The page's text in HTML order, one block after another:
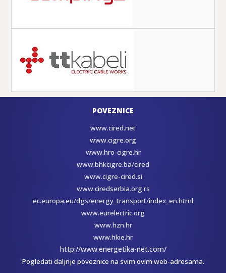
POVEZNICE
www.cired.net
www.cigre.org
www.hro-cigre.hr
www.bhkcigre.ba/cired
www.cigre-cired.si
www.ciredserbia.org.rs
ec.europa.eu/dgs/energy_transport/index_en.html
www.eurelectric.org
www.hzn.hr
www.hkie.hr
http://www.energetika-net.com/
Pogledati daljnje poveznice na svim ovim web-adresama.